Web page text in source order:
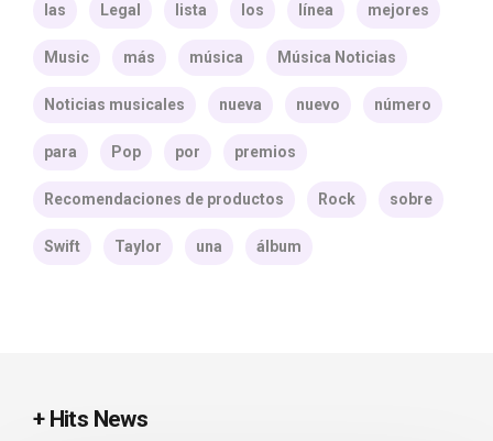
las Legal lista los línea mejores
Music más música Música Noticias
Noticias musicales nueva nuevo número
para Pop por premios
Recomendaciones de productos Rock sobre
Swift Taylor una álbum
+ Hits News